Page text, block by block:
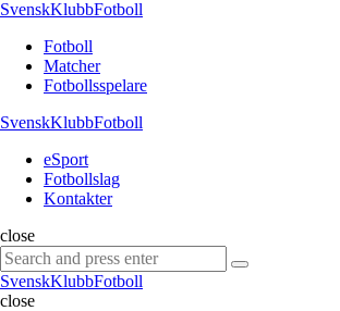
Menu
SvenskKlubbFotboll
Menu
Fotboll
Matcher
Fotbollsspelare
SvenskKlubbFotboll
eSport
Fotbollslag
Kontakter
Search
close
Search
for:
Search
SvenskKlubbFotboll
close